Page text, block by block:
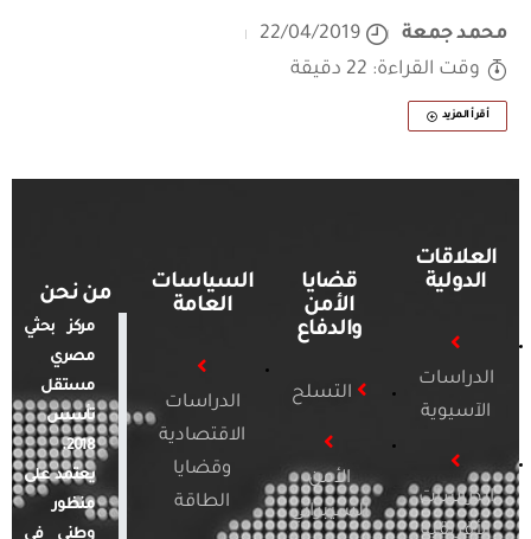
محمد جمعة
22/04/2019
وقت القراءة: 22 دقيقة
أقرأ المزيد
العلاقات
الدولية
الدراسات
الآسيوية
الدراسات
الأفريقية
قضايا
الأمن
والدفاع
التسلح
الأمن
السيبراني
السياسات
العامة
الدراسات
الاقتصادية
وقضايا
الطاقة
من نحن
مركز بحثي
مصري
مستقل
تأسس
2018.
يعتمد على
منظور
وطني في